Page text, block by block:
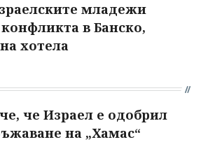
младежи
в Банско,
хотела
че Израел е одобрил
на „Хамас“